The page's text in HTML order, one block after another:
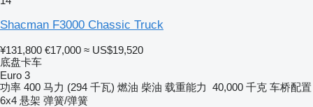
Shacman F3000 Chassic Truck
¥131,800 €17,000 ≈ US$19,520
底盘卡车
Euro 3
功率 400 马力 (294 千瓦) 燃油 柴油 载重能力 40,000 千克 车桥配置
6x4 悬架 弹簧/弹簧